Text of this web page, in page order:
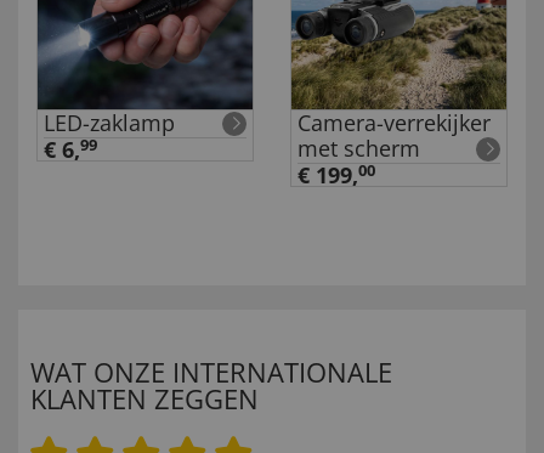
LED-zaklamp
€ 6,99
Camera-verrekijker
met scherm
€ 199,00
WAT ONZE INTERNATIONALE
KLANTEN ZEGGEN